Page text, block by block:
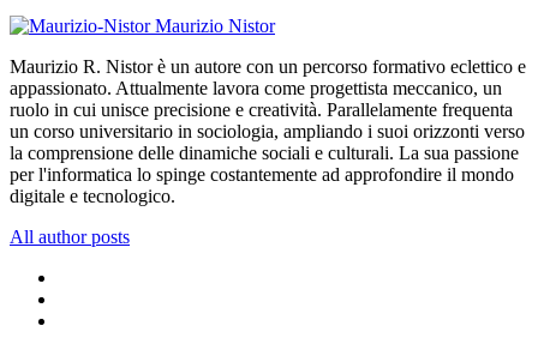
Maurizio Nistor
Maurizio R. Nistor è un autore con un percorso formativo eclettico e
appassionato. Attualmente lavora come progettista meccanico, un
ruolo in cui unisce precisione e creatività. Parallelamente frequenta
un corso universitario in sociologia, ampliando i suoi orizzonti verso
la comprensione delle dinamiche sociali e culturali. La sua passione
per l'informatica lo spinge costantemente ad approfondire il mondo
digitale e tecnologico.
All author posts